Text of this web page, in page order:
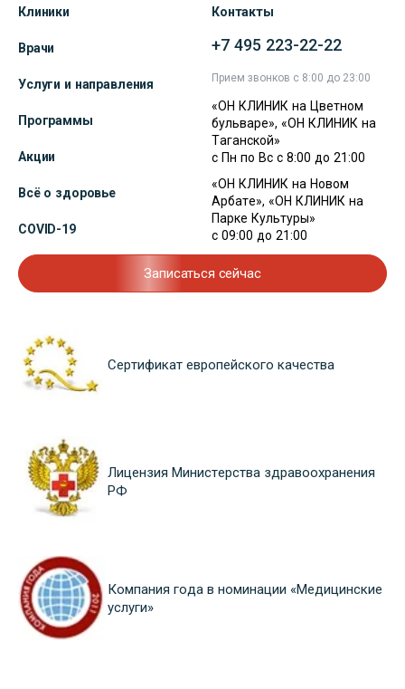
Клиники
Врачи
Услуги и направления
Программы
Акции
Всё о здоровье
COVID-19
Контакты
+7 495 223-22-22
Прием звонков с 8:00 до 23:00
«ОН КЛИНИК на Цветном
бульваре», «ОН КЛИНИК на
Таганской»
с Пн по Вс с 8:00 до 21:00
«ОН КЛИНИК на Новом
Арбате», «ОН КЛИНИК на
Парке Культуры»
с 09:00 до 21:00
Записаться сейчас
Сертификат европейского качества
Лицензия Министерства здравоохранения
РФ
Компания года в номинации «Медицинские
услуги»